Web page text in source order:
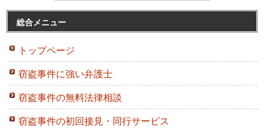
総合メニュー
トップページ
窃盗事件に強い弁護士
窃盗事件の無料法律相談
窃盗事件の初回接見・同行サービス